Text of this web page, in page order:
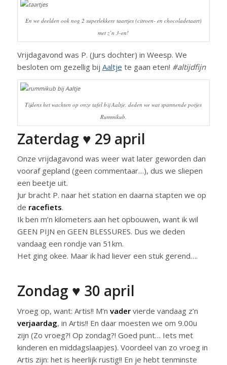
En we deelden ook nog 2 superlekkere taartjes (citroen- en chocoladetaart)
met z’n 3-en!
Vrijdagavond was P. (Jurs dochter) in Weesp. We
besloten om gezellig bij Aaltje te gaan eten! #altijdfijn
Tijdens het wachten op onze tafel bij Aaltje, deden we wat spannende potjes
Rummikub.
Zaterdag ♥ 29 april
Onze vrijdagavond was weer wat later geworden dan
vooraf gepland (geen commentaar…), dus we sliepen
een beetje uit.
Jur bracht P. naar het station en daarna stapten we op
de racefiets.
Ik ben m’n kilometers aan het opbouwen, want ik wil
GEEN PIJN en GEEN BLESSURES. Dus we deden
vandaag een rondje van 51km.
Het ging okee. Maar ik had liever een stuk gerend….
Zondag ♥ 30 april
Vroeg op, want: Artis!! M’n vadervierde vandaag z’n
verjaardag, in Artis!! En daar moesten we om 9.00u
zijn (Zo vroeg?! Op zondag?! Goed punt… Iets met
kinderen en middagslaapjes). Voordeel van zo vroeg in
Artis zijn: het is heerlijk rustig!! En je hebt tenminste